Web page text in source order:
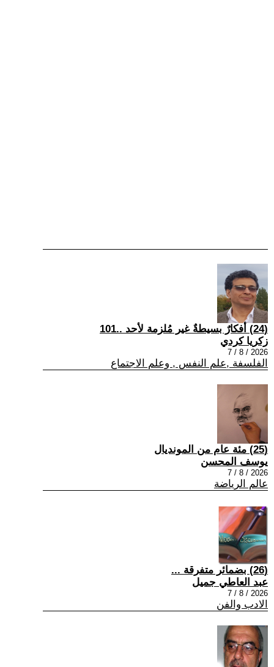
(24) أفكارٌ بسيطةٌ غير مُلزمة لأحد ..101
زكريا كردي
2026 / 8 / 7
الفلسفة ,علم النفس , وعلم الاجتماع
(25) مئة عام من المونديال
يوسف المحسن
2026 / 8 / 7
عالم الرياضة
(26) بضمائر متفرقة ...
عبد العاطي جميل
2026 / 8 / 7
الادب والفن